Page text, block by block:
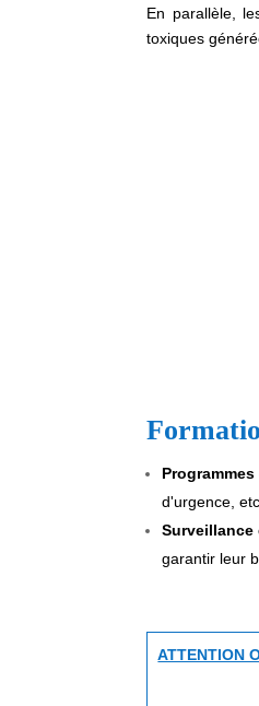
En parallèle,
toxiques
d'urgence,
Surveillance
garantir leur
ATTENTION